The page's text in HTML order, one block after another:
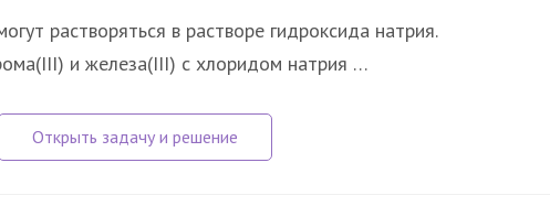
растворяться в растворе гидроксида натрия.
и железа(III) с хлоридом натрия …